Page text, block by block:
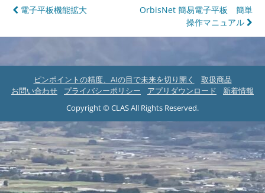
投
稿
ビ
ゲ
シ
ョ
ン
電子平板機能拡大
OrbisNet 簡易電子平板 簡単
操作マニュアル
ピンポイントの精度、AIの目で未来を切り開く
取扱商品
お問い合わせ
プライバシーポリシー アプリダウンロード
新着情報
Copyright © CLAS All Rights Reserved.